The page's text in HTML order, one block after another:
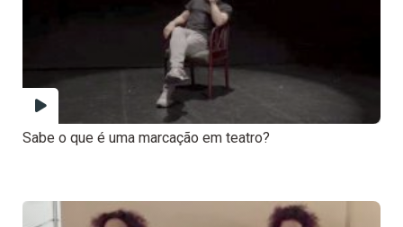
Sabe o que é uma marcação em teatro?